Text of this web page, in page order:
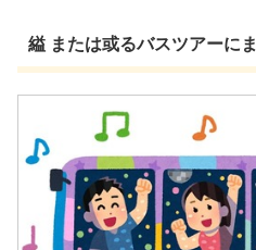
縊 または或るバスツアーに